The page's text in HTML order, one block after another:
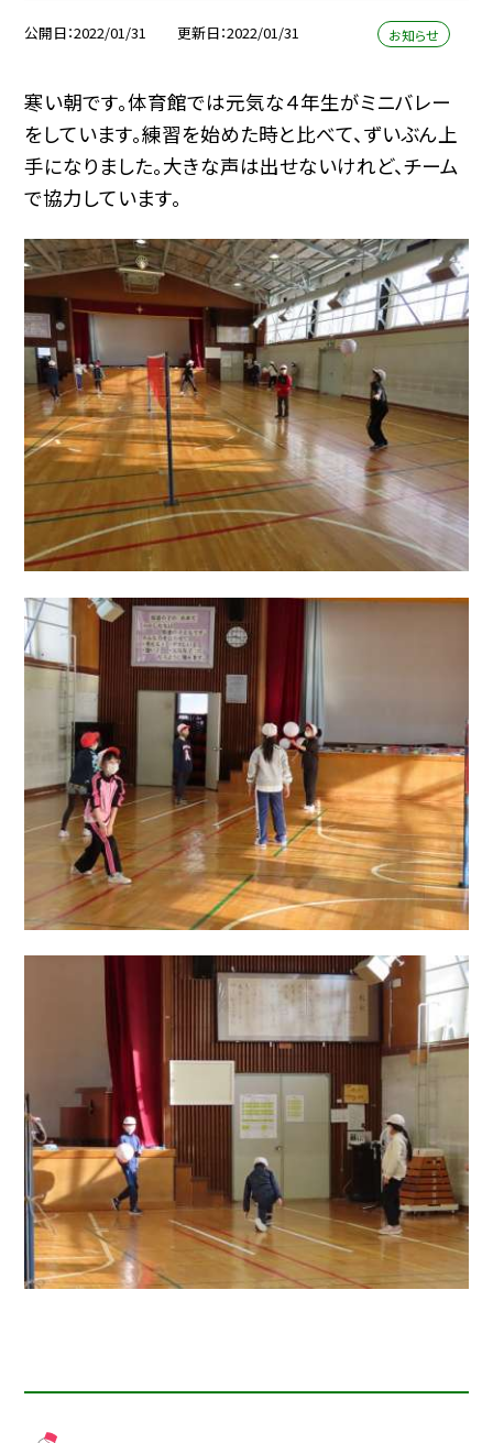
公開日 2022/01/31 更新日 2022/01/31 お知らせ
寒い朝です。体育館では元気な４年生がミニバレー
をしています。練習を始めた時と比べて、ずいぶん上
手になりました。大きな声は出せないけれど、チーム
で協力しています。